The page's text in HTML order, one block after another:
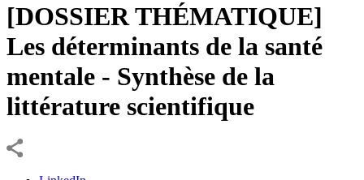
[DOSSIER THÉMATIQUE]
Les déterminants de la santé
mentale - Synthèse de la
littérature scientifique